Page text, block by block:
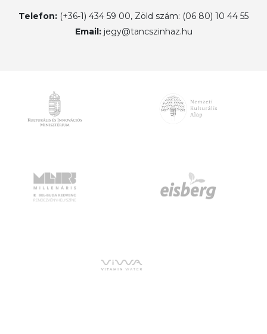
Telefon: (+36-1) 434 59 00, Zöld szám: (06 80) 10 44 55
Email: jegy@tancszinhaz.hu